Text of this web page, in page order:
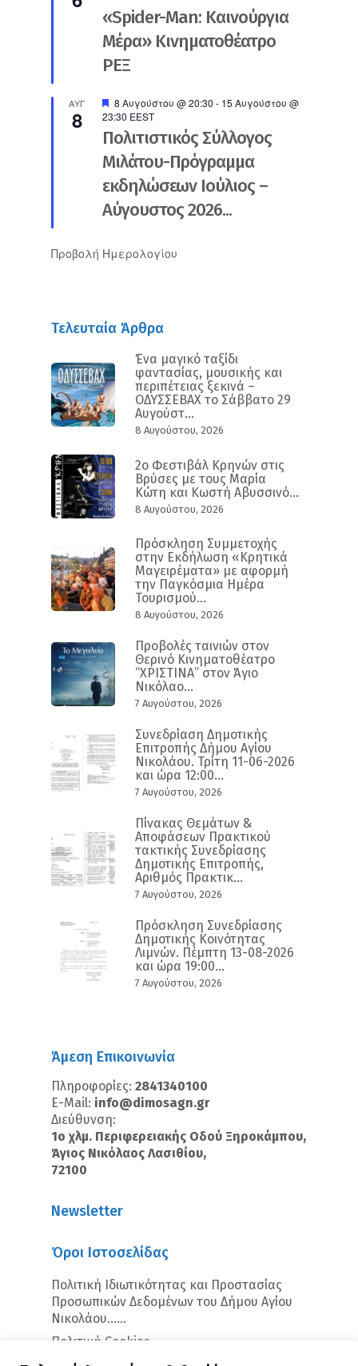
«Spider-Man: Καινούργια
Μέρα» Κινηματοθέατρο
ΡΕΞ
ΑΥΓ
8
Προτεινόμενο
8 Αυγούστου @ 20:30 - 15 Αυγούστου @
23:30 EEST
Πολιτιστικός Σύλλογος
Μιλάτου-Πρόγραμμα
εκδηλώσεων Ιούλιος –
Αύγουστος 2026...
Προβολή Ημερολογίου
Τελευταία Άρθρα
Ένα μαγικό ταξίδι
φαντασίας, μουσικής και
περιπέτειας ξεκινά –
ΟΔΥΣΣΕΒΑΧ το Σάββατο 29
Αυγούστ...
8 Αυγούστου, 2026
2ο Φεστιβάλ Κρηνών στις
Βρύσες με τους Μαρία
Κώτη και Κωστή Αβυσσινό...
8 Αυγούστου, 2026
Πρόσκληση Συμμετοχής
στην Εκδήλωση «Κρητικά
Μαγειρέματα» με αφορμή
την Παγκόσμια Ημέρα
Τουρισμού...
8 Αυγούστου, 2026
Προβολές ταινιών στον
Θερινό Κινηματοθέατρο
“ΧΡΙΣΤΙΝΑ” στον Άγιο
Νικόλαο...
7 Αυγούστου, 2026
Συνεδρίαση Δημοτικής
Επιτροπής Δήμου Αγίου
Νικολάου. Τρίτη 11-06-2026
και ώρα 12:00...
7 Αυγούστου, 2026
Πίνακας Θεμάτων &
Αποφάσεων Πρακτικού
τακτικής Συνεδρίασης
Δημοτικής Επιτροπής,
Αριθμός Πρακτικ...
7 Αυγούστου, 2026
Πρόσκληση Συνεδρίασης
Δημοτικής Κοινότητας
Λιμνών. Πέμπτη 13-08-2026
και ώρα 19:00...
7 Αυγούστου, 2026
Άμεση Επικοινωνία
Πληροφορίες: 2841340100
E-Mail: info@dimosagn.gr
Διεύθυνση:
1ο χλμ. Περιφερειακής Οδού Ξηροκάμπου,
Άγιος Νικόλαος Λασιθίου,
72100
Newsletter
Όροι Ιστοσελίδας
Πολιτική Ιδιωτικότητας και Προστασίας
Προσωπικών Δεδομένων του Δήμου Αγίου
Νικολάου…...
Πολιτική Cookies